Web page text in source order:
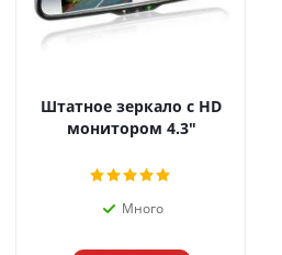
Штатное зеркало с HD
монитором 4.3"
Много